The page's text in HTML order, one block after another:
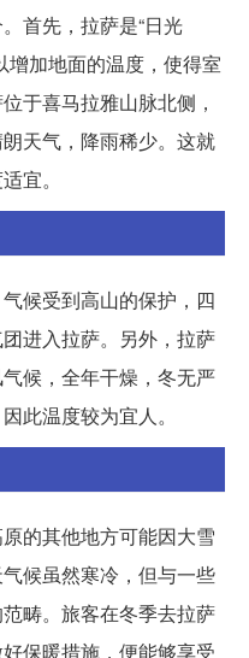
首先，拉萨是“日光
增加地面的温度，使得室
于喜马拉雅山脉北侧，
天气，降雨稀少。这就
宜。
候受到高山的保护，四
进入拉萨。另外，拉萨
候，全年干燥，冬无严
此温度较为宜人。
的其他地方可能因大雪
候虽然寒冷，但与一些
畴。旅客在冬季去拉萨
保暖措施，便能够享受